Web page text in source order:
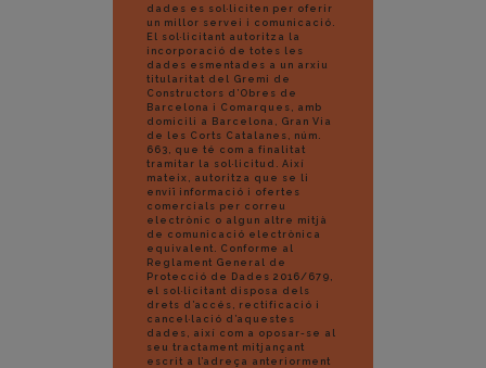
dades es sol·liciten per oferir
un millor servei i comunicació.
El sol·licitant autoritza la
incorporació de totes les
dades esmentades a un arxiu
titularitat del Gremi de
Constructors d’Obres de
Barcelona i Comarques, amb
domicili a Barcelona, Gran Via
de les Corts Catalanes, núm.
663, que té com a finalitat
tramitar la sol·licitud. Així
mateix, autoritza que se li
enviï informació i ofertes
comercials per correu
electrònic o algun altre mitjà
de comunicació electrònica
equivalent. Conforme al
Reglament General de
Protecció de Dades 2016/679,
el sol·licitant disposa dels
drets d’accés, rectificació i
cancel·lació d’aquestes
dades, així com a oposar-se al
seu tractament mitjançant
escrit a l’adreça anteriorment